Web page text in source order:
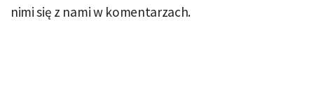
nimi się z nami w komentarzach.